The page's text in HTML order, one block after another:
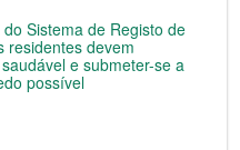
Sistema de Registo de
residentes devem
e submeter-se a
possível